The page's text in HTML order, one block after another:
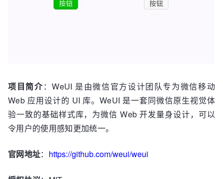
项目简介：WeUI 是由微信官方设计团队专为微信移动
Web 应用设计的 UI 库。WeUI 是一套同微信原生视觉体
验一致的基础样式库，为微信 Web 开发量身设计，可以
令用户的使用感知更加统一。
官网地址： https://github.com/weui/weui